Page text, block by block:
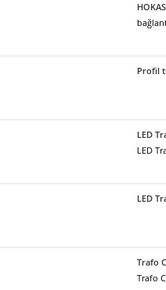
Profil
LED
LED
LED
Trafo
Trafo